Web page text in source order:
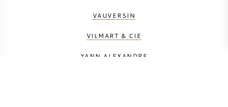
VAUVERSIN
VILMART & CIE
YANN ALEXANDRE